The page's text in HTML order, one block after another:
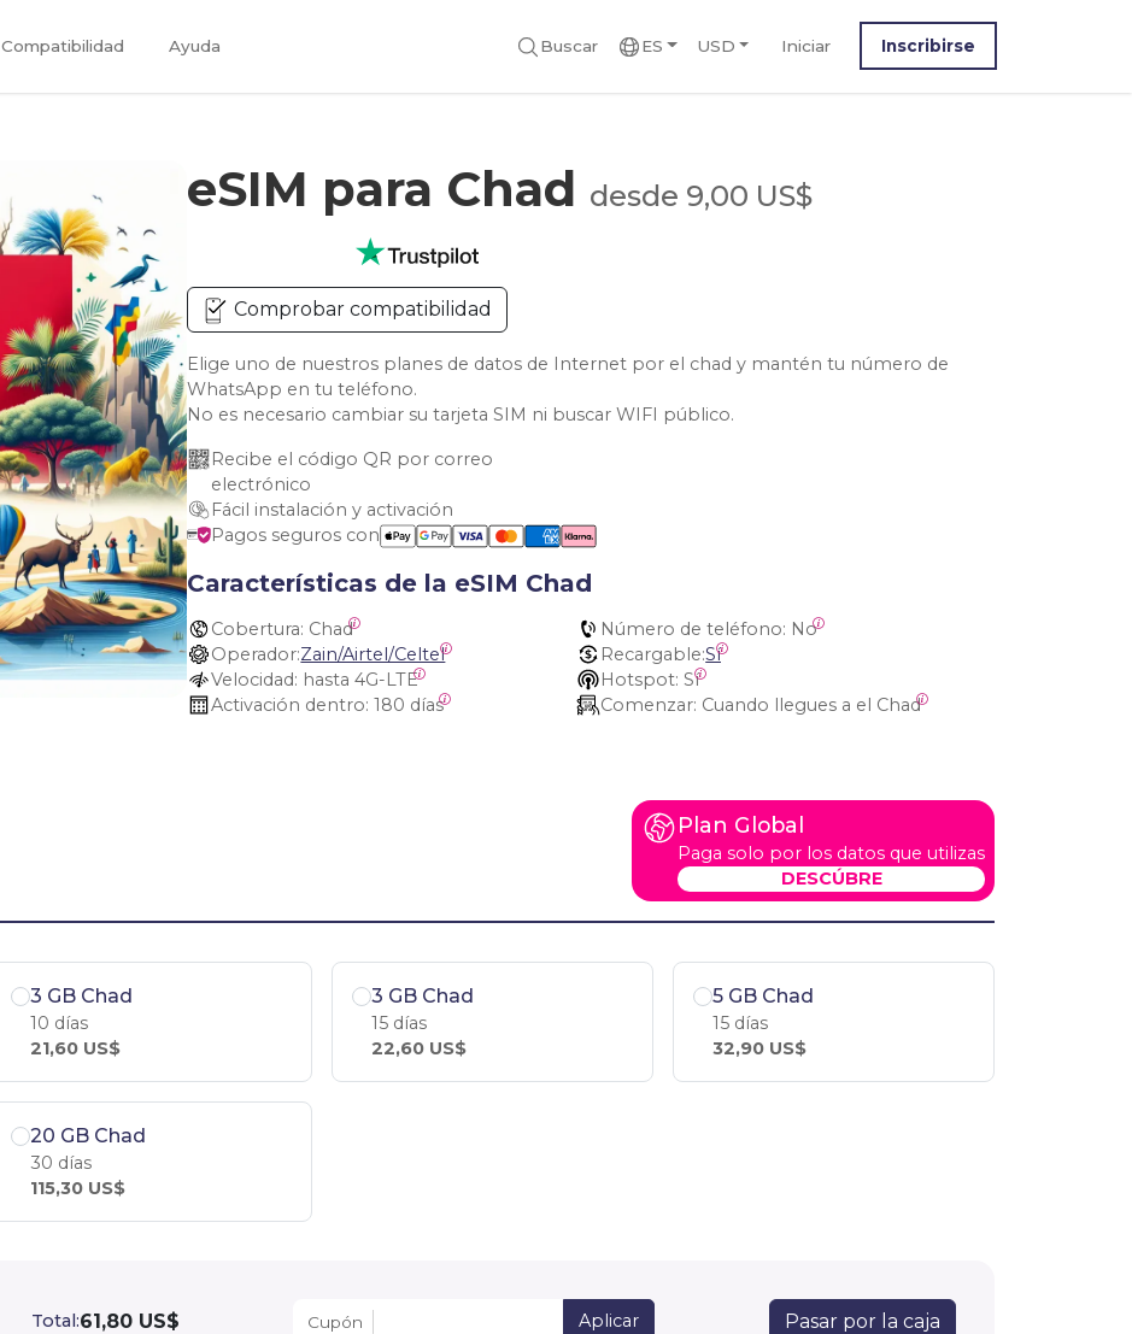
Compatibilidad Ayuda Buscar ES USD Iniciar Inscribirse
eSIM para Chad desde 9,00 US$
Comprobar compatibilidad
Elige uno de nuestros planes de datos de Internet por el chad y mantén tu número de
WhatsApp en tu teléfono.
No es necesario cambiar su tarjeta SIM ni buscar WIFI público.
Recibe el código QR por correo
electrónico
Fácil instalación y activación
Pagos seguros con
Características de la eSIM Chad
Cobertura: Chad Número de teléfono: No
Operador:Zain/Airtel/Celtel Recargable:Sí
Velocidad: hasta 4G-LTE Hotspot: Sí
Activación dentro: 180 días Comenzar: Cuando llegues a el Chad
Plan Global
Paga solo por los datos que utilizas
DESCÚBRE
3 GB Chad
10 días
21,60 US$
3 GB Chad
15 días
22,60 US$
5 GB Chad
15 días
32,90 US$
20 GB Chad
30 días
115,30 US$
Total:61,80 US$ Cupón Aplicar Pasar por la caja